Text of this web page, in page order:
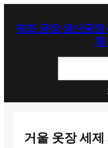
제조 공장 생산공장
체
거울 옷장 세